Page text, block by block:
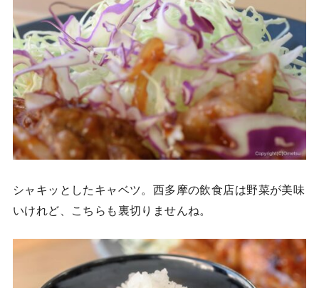
シャキッとしたキャベツ。西多摩の飲食店は野菜が美味
いけれど、こちらも裏切りませんね。